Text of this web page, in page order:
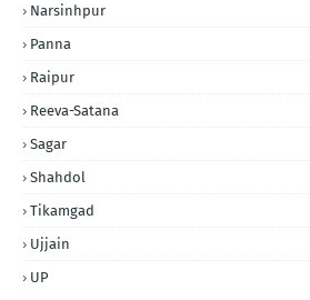
Narsinhpur
Panna
Raipur
Reeva-Satana
Sagar
Shahdol
Tikamgad
Ujjain
UP